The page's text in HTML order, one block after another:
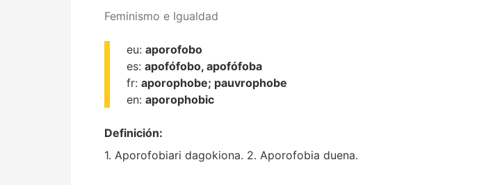
Feminismo e Igualdad
eu: aporofobo
es: apofófobo, apofófoba
fr: aporophobe; pauvrophobe
en: aporophobic
Definición:
1. Aporofobiari dagokiona. 2. Aporofobia duena.